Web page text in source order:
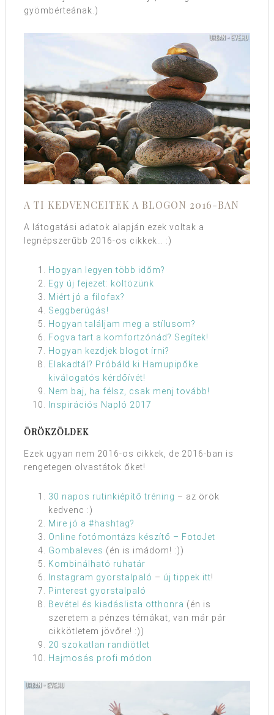
gyömbérteának.)
A TI KEDVENCEITEK A BLOGON 2016-BAN
A látogatási adatok alapján ezek voltak a
legnépszerűbb 2016-os cikkek… :)
Hogyan legyen több időm?
Egy új fejezet: költözünk
Miért jó a filofax?
Seggberúgás!
Hogyan találjam meg a stílusom?
Fogva tart a komfortzónád? Segítek!
Hogyan kezdjek blogot írni?
Elakadtál? Próbáld ki Hamupipőke
kiválogatós kérdőívét!
Nem baj, ha félsz, csak menj tovább!
Inspirációs Napló 2017
ÖRÖKZÖLDEK
Ezek ugyan nem 2016-os cikkek, de 2016-ban is
rengetegen olvastátok őket!
30 napos rutinkiépítő tréning – az örök
kedvenc :)
Mire jó a #hashtag?
Online fotómontázs készítő – FotoJet
Gombaleves (én is imádom! :))
Kombinálható ruhatár
Instagram gyorstalpaló – új tippek itt!
Pinterest gyorstalpaló
Bevétel és kiadáslista otthonra (én is
szeretem a pénzes témákat, van már pár
cikkötletem jövőre! :))
20 szokatlan randiötlet
Hajmosás profi módon